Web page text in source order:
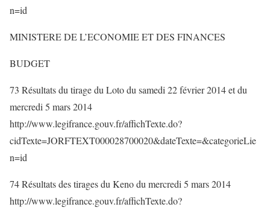
n=id
MINISTERE DE L’ECONOMIE ET DES FINANCES
BUDGET
73 Résultats du tirage du Loto du samedi 22 février 2014 et du
mercredi 5 mars 2014
http://www.legifrance.gouv.fr/affichTexte.do?
cidTexte=JORFTEXT000028700020&dateTexte=&categorieLie
n=id
74 Résultats des tirages du Keno du mercredi 5 mars 2014
http://www.legifrance.gouv.fr/affichTexte.do?